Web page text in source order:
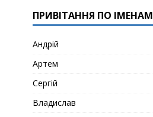
ПРИВІТАННЯ ПО ІМЕНАМ
Андрій
Артем
Сергій
Владислав